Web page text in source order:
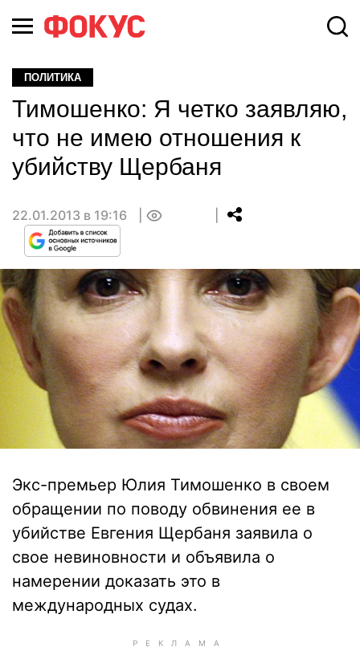
ПОЛИТИКА
Тимошенко: Я четко заявляю,
что не имею отношения к
убийству Щербаня
22.01.2013 в 19:16
Экс-премьер Юлия Тимошенко в своем
обращении по поводу обвинения ее в
убийстве Евгения Щербаня заявила о
свое невиновности и объявила о
намерении доказать это в
международных судах.